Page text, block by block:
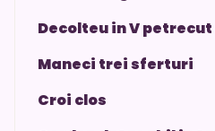
Decolteu in V petrecut
Maneci trei sferturi
Croi clos